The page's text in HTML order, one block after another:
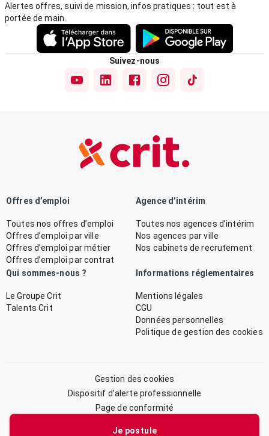
Je postule
Alertes offres, suivi de mission, infos pratiques : tout est à
portée de main.
Suivez-nous
Offres d’emploi
Toutes nos offres d’emploi
Offres d’emploi par ville
Offres d’emploi par métier
Offres d’emploi par contrat
Agence d’intérim
Toutes nos agences d’intérim
Nos agences par ville
Nos cabinets de recrutement
Qui sommes-nous ?
Le Groupe Crit
Talents Crit
Informations réglementaires
Mentions légales
CGU
Données personnelles
Politique de gestion des cookies
Gestion des cookies
Dispositif d’alerte professionnelle
Page de conformité